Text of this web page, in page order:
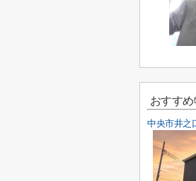
おすす